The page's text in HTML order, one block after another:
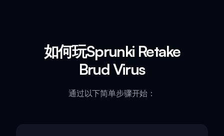
如何玩Sprunki Retake
Brud Virus
通过以下简单步骤开始：